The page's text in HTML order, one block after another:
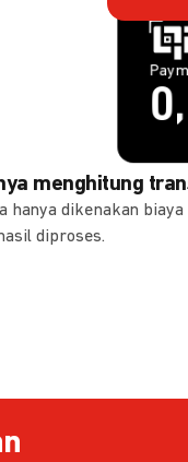
menghitung
hanya dikenakan
diproses.